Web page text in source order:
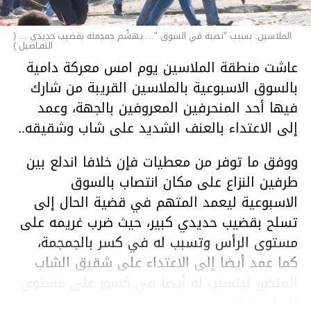
الملاسين: بسبب "نصبة في السوق "... يهشّم جمجمته بقضيب حديدي ... (
التفـاصيل )
عاشت منطقة الملاسين يوم امس معركة دامية
بالسوق الاسبوعية بالملاسين القريبة من شارك
فيها أحد المنحرفين المعروفين بالجهة، وعمد
إلى الاعتداء بالعنف الشديد على شاب وشقيقه..
ووفق ما توفر من معطيات فإن خلافا اندلع بين
طرفين النزاع على مكان انتصاب بالسوق
الاسبوعية ليعمد المتهم في قضية الحال إلى
تسلح بقضيب حديدي كبير، حيث ضرب غريمه على
مستوى الرأس وتسبب له في كسر بالجمجمة،
كما عمد أيضا إلى الاعتداء على شقيق الشاب
المتضرر ليتسبب له أيضا في كسور على مستوى